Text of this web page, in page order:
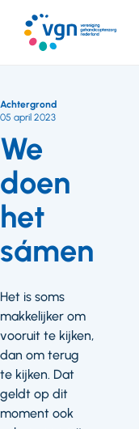
naar
hoofdinhoud
We
doen
het
sámen
Achtergrond
05 april 2023
Het is soms
makkelijker om
vooruit te kijken,
dan om terug
te kijken. Dat
geldt op dit
moment ook